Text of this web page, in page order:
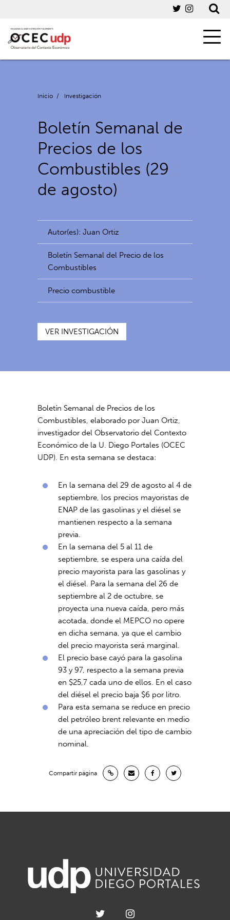
Inicio / Investigación
Boletín Semanal de
Precios de los
Combustibles (29
de agosto)
Autor(es): Juan Ortiz
Boletín Semanal del Precio de los
Combustibles
Precio combustible
VER INVESTIGACIÓN
Boletín Semanal de Precios de los
Combustibles, elaborado por Juan Ortiz,
investigador del Observatorio del Contexto
Económico de la U. Diego Portales (OCEC
UDP). En esta semana se destaca:
En la semana del 29 de agosto al 4 de
septiembre, los precios mayoristas de
ENAP de las gasolinas y el diésel se
mantienen respecto a la semana
previa.
En la semana del 5 al 11 de
septiembre, se espera una caída del
precio mayorista para las gasolinas y
el diésel. Para la semana del 26 de
septiembre al 2 de octubre, se
proyecta una nueva caída, pero más
acotada, donde el MEPCO no opere
en dicha semana, ya que el cambio
del precio mayorista será marginal.
El precio base cayó para la gasolina
93 y 97, respecto a la semana previa
en $25,7 cada uno de ellos. En el caso
del diésel el precio baja $6 por litro.
Para esta semana se reduce en precio
del petróleo brent relevante en medio
de una apreciación del tipo de cambio
nominal.
Compartir página